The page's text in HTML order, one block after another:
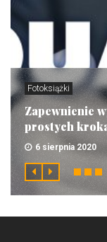
Fotoksiążki
Zapewnienie
prostych
6 sierpnia 2020